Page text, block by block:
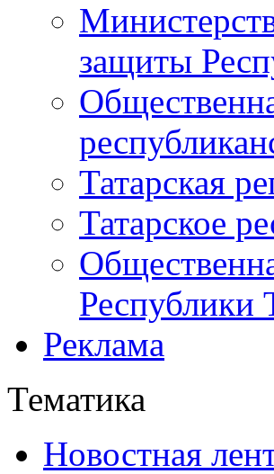
защиты
Татарская
Татарское
Республики
Реклама
Тематика
Новостная